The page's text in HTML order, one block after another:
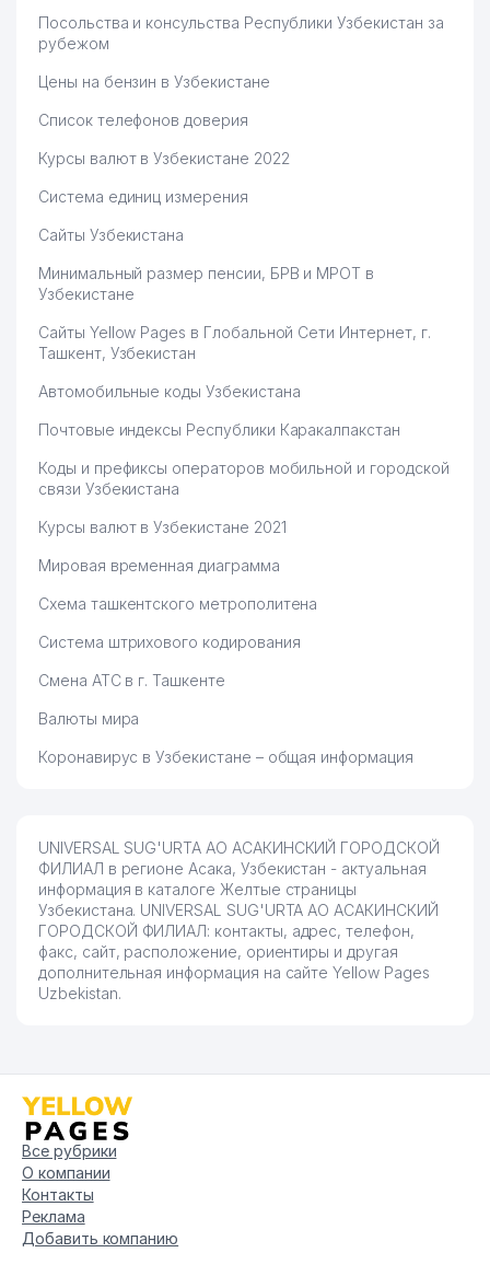
Посольства и консульства Республики Узбекистан за
рубежом
Цены на бензин в Узбекистане
Список телефонов доверия
Курсы валют в Узбекистане 2022
Система единиц измерения
Сайты Узбекистана
Минимальный размер пенсии, БРВ и МРОТ в
Узбекистане
Сайты Yellow Pages в Глобальной Сети Интернет, г.
Ташкент, Узбекистан
Автомобильные коды Узбекистана
Почтовые индексы Республики Каракалпакстан
Коды и префиксы операторов мобильной и городской
связи Узбекистана
Курсы валют в Узбекистане 2021
Мировая временная диаграмма
Схема ташкентского метрополитена
Система штрихового кодирования
Смена АТС в г. Ташкенте
Валюты мира
Коронавирус в Узбекистане – общая информация
UNIVERSAL SUG'URTA АО АСАКИНСКИЙ ГОРОДСКОЙ
ФИЛИАЛ в регионе Асака, Узбекистан - актуальная
информация в каталоге Желтые страницы
Узбекистана. UNIVERSAL SUG'URTA АО АСАКИНСКИЙ
ГОРОДСКОЙ ФИЛИАЛ: контакты, адрес, телефон,
факс, сайт, расположение, ориентиры и другая
дополнительная информация на сайте Yellow Pages
Uzbekistan.
Все рубрики
О компании
Контакты
Реклама
Добавить компанию